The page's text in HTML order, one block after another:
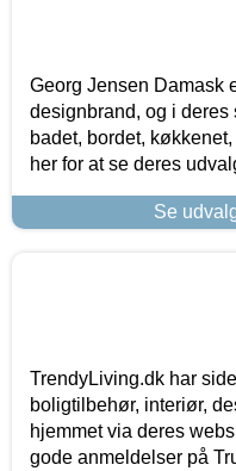
Georg Jensen Damask
designbrand, og i deres
badet, bordet,
her for at se deres
Se
TrendyLiving.dk har
boligtilbehør, interiør,
hjemmet via deres
gode anmeldelser på